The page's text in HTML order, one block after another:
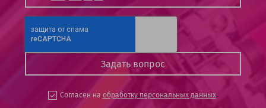
Согласен на обработку персональных данных